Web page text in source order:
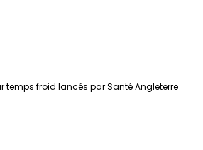
temps froid lancés par Santé Angleterre